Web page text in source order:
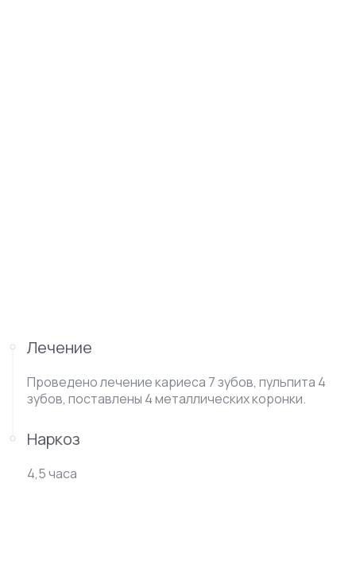
Лечение
Проведено лечение кариеса 7 зубов, пульпита 4
зубов, поставлены 4 металлических коронки.
Наркоз
4,5 часа